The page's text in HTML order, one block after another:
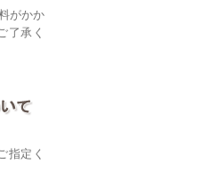
がかか
了承く
指定く